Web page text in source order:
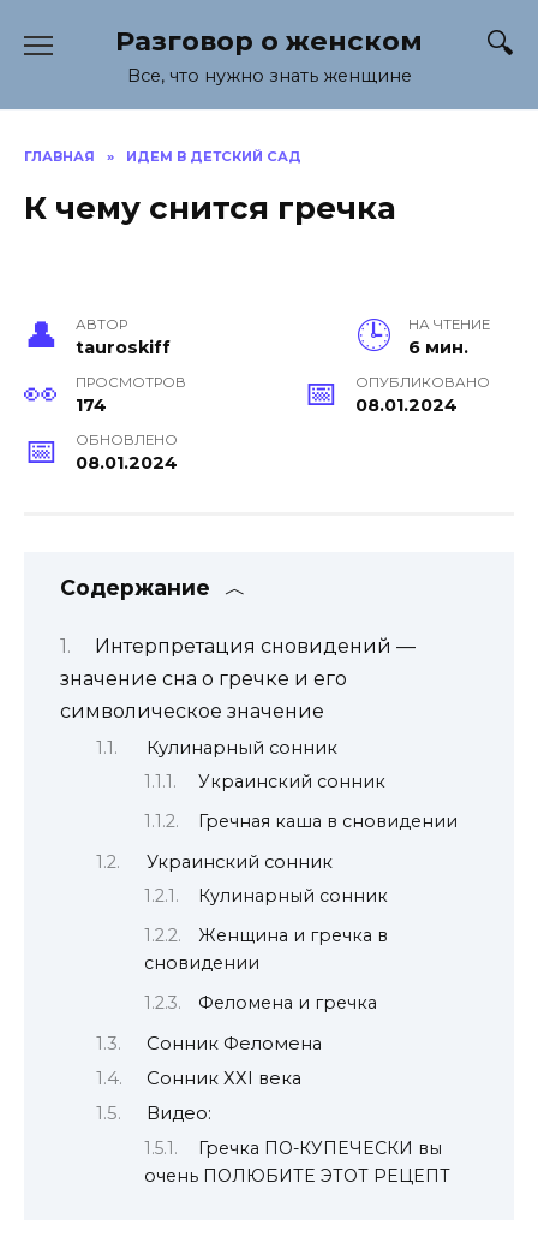
содержанию
Разговор о женском
Все, что нужно знать женщине
ГЛАВНАЯ » ИДЕМ В ДЕТСКИЙ САД
К чему снится гречка
АВТОР
tauroskiff
НА ЧТЕНИЕ
6 мин.
ПРОСМОТРОВ
174
ОПУБЛИКОВАНО
08.01.2024
ОБНОВЛЕНО
08.01.2024
Содержание
Интерпретация сновидений —
значение сна о гречке и его
символическое значение
Кулинарный сонник
Украинский сонник
Гречная каша в сновидении
Украинский сонник
Кулинарный сонник
Женщина и гречка в
сновидении
Феломена и гречка
Сонник Феломена
Сонник ХХI века
Видео:
Гречка ПО-КУПЕЧЕСКИ вы
очень ПОЛЮБИТЕ ЭТОТ РЕЦЕПТ